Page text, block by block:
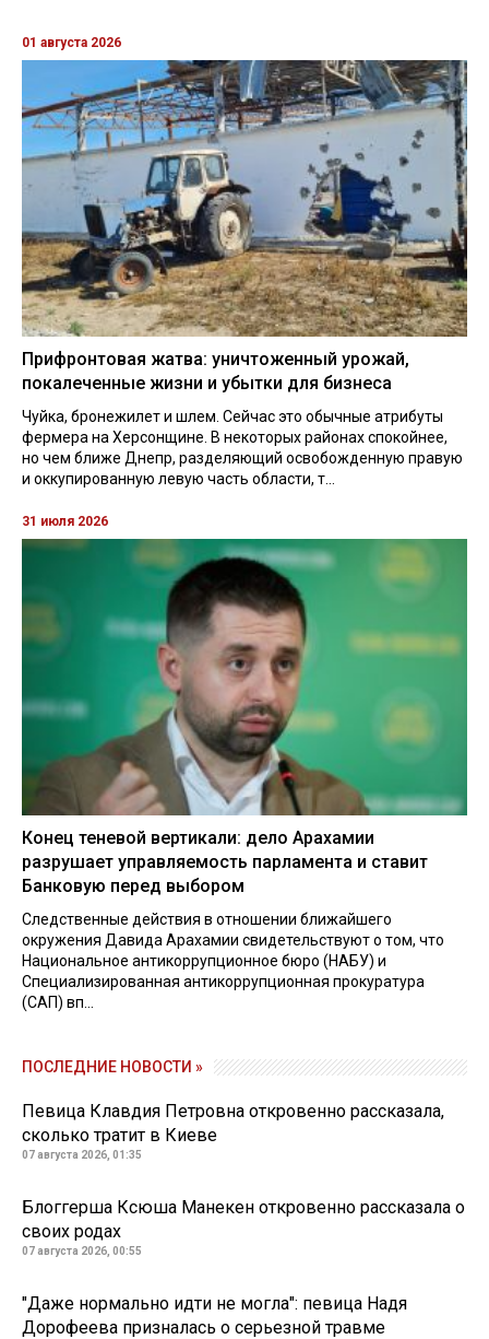
01 августа 2026
Прифронтовая жатва: уничтоженный урожай,
покалеченные жизни и убытки для бизнеса
Чуйка, бронежилет и шлем. Сейчас это обычные атрибуты
фермера на Херсонщине. В некоторых районах спокойнее,
но чем ближе Днепр, разделяющий освобожденную правую
и оккупированную левую часть области, т...
31 июля 2026
Конец теневой вертикали: дело Арахамии
разрушает управляемость парламента и ставит
Банковую перед выбором
Следственные действия в отношении ближайшего
окружения Давида Арахамии свидетельствуют о том, что
Национальное антикоррупционное бюро (НАБУ) и
Специализированная антикоррупционная прокуратура
(САП) вп...
ПОСЛЕДНИЕ НОВОСТИ »
Певица Клавдия Петровна откровенно рассказала,
сколько тратит в Киеве
07 августа 2026, 01:35
Блоггерша Ксюша Манекен откровенно рассказала о
своих родах
07 августа 2026, 00:55
"Даже нормально идти не могла": певица Надя
Дорофеева призналась о серьезной травме